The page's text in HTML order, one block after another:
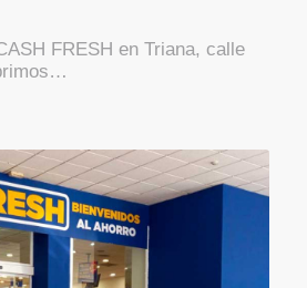
FRESH en Triana, calle